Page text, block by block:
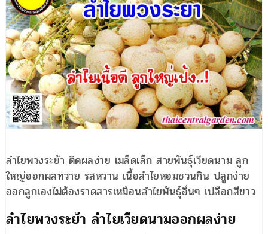
ลำไยพวงระย้า ติดผลง่าย เมล็ดเล็ก สายพันธุ์เวียดนาม ลูก
ใหญ่ออกผลทวาย รสหวาน เนื้อลำไยหอมชวนกิน ปลูกง่าย
ออกลูกเองไม่ต้องราดสารเหมือนลำไยพันธุ์อื่นๆ เปลือกสีขาว
ลำไยพวงระย้า ลำไยเวียดนามออกผลง่าย